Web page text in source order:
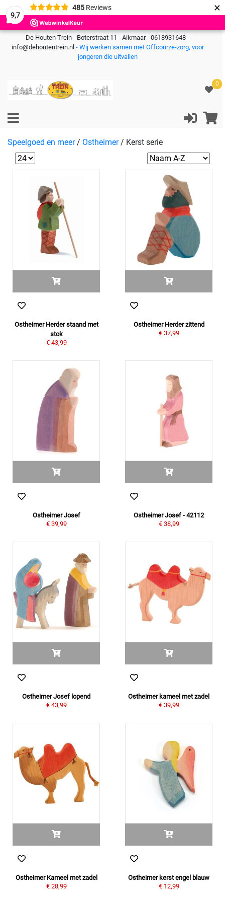
9,7
485 Reviews ×
De Houten Trein - Boterstraat 11 - Alkmaar - 0618931648 -
info@dehoutentrein.nl - Wij werken samen met Offcourze-zorg, voor
jongeren die uitvallen
0
Speelgoed en meer / Ostheimer / Kerst serie
Ostheimer Herder staand met
stok
€ 43,99
Ostheimer Herder zittend
€ 37,99
Ostheimer Josef
€ 39,99
Ostheimer Josef - 42112
€ 38,99
Ostheimer Josef lopend
€ 43,99
Ostheimer kameel met zadel
€ 39,99
Ostheimer Kameel met zadel
€ 28,99
Ostheimer kerst engel blauw
€ 12,99